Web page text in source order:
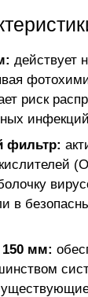
действует
риск
фильтр:
в
150 мм: